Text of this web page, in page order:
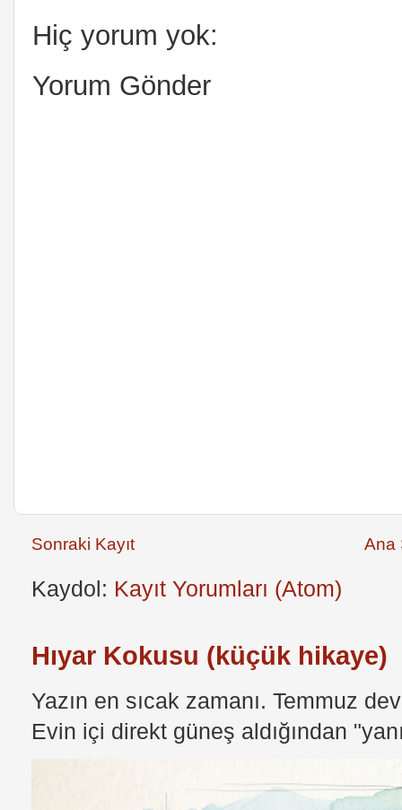
Hiç yorum yok:
Yorum Gönder
Sonraki Kayıt Ana
Kaydol: Kayıt Yorumları (Atom)
Hıyar Kokusu (küçük hikaye)
Yazın en sıcak zamanı. Temmuz
Evin içi direkt güneş aldığından